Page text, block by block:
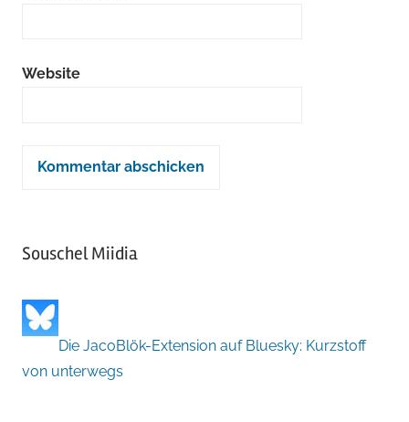
Website
Souschel Miidia
Die JacoBlök-Extension auf Bluesky: Kurzstoff
von unterwegs